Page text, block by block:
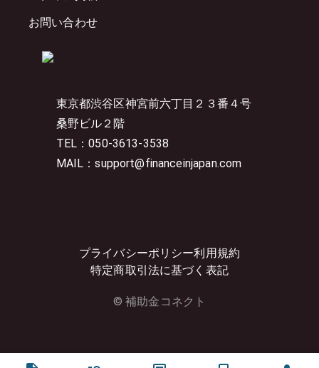
東京都渋谷区神宮前六丁目２３番４号
桑野ビル２階
TEL：050-3613-3538
MAIL：support@financeinjapan.com
プライバシーポリシー利用規約
特定商取引法に基づく表記
© 補助金コネクト
お問い合わせ